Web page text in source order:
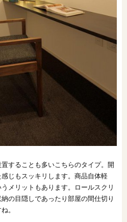
することも多いこちらのタイプ。開
じもスッキリします。商品自体軽
メリットもあります。ロールスクリ
の目隠しであったり部屋の間仕切り
。